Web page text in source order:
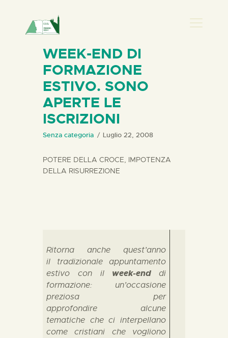
HOME
CHI SIAMO
NEWS
PERCORSI
BIBLIOTECA
CONTATTI
WEEK-END DI
FORMAZIONE
ESTIVO. SONO
APERTE LE
ISCRIZIONI
Senza categoria Luglio 22, 2008
POTERE DELLA CROCE, IMPOTENZA
DELLA RISURREZIONE
Ritorna anche quest’anno
il tradizionale appuntamento
estivo con il week-end di
formazione: un’occasione
preziosa per
approfondire alcune
tematiche che ci interpellano
come cristiani che vogliono